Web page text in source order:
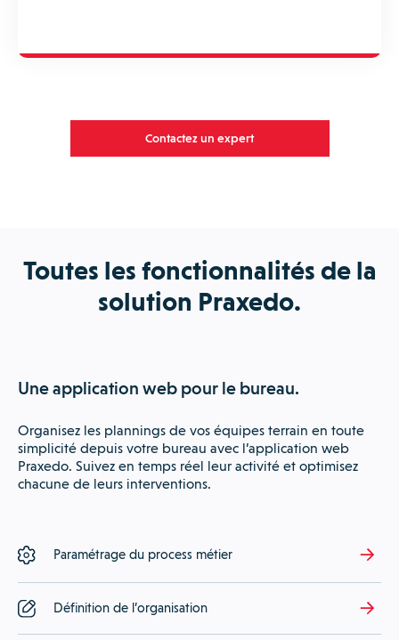
Contactez un expert
Toutes les fonctionnalités de la
solution Praxedo.
Une application web pour le bureau.
Organisez les plannings de vos équipes terrain en toute
simplicité depuis votre bureau avec l’application web
Praxedo. Suivez en temps réel leur activité et optimisez
chacune de leurs interventions.
Paramétrage du process métier
Définition de l’organisation